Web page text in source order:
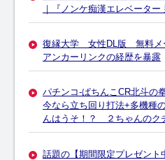
｜『ノンケ痴漢エレベータ
復縁大学 女性DL版 無料メ
アンカーリンクの経歴を暴露
パチンコ-ぱちんこCR北斗の
今なら立ち回り打法+多機種
んはうそ！？ ２ちゃんのク
話題の【期間限定プレゼント